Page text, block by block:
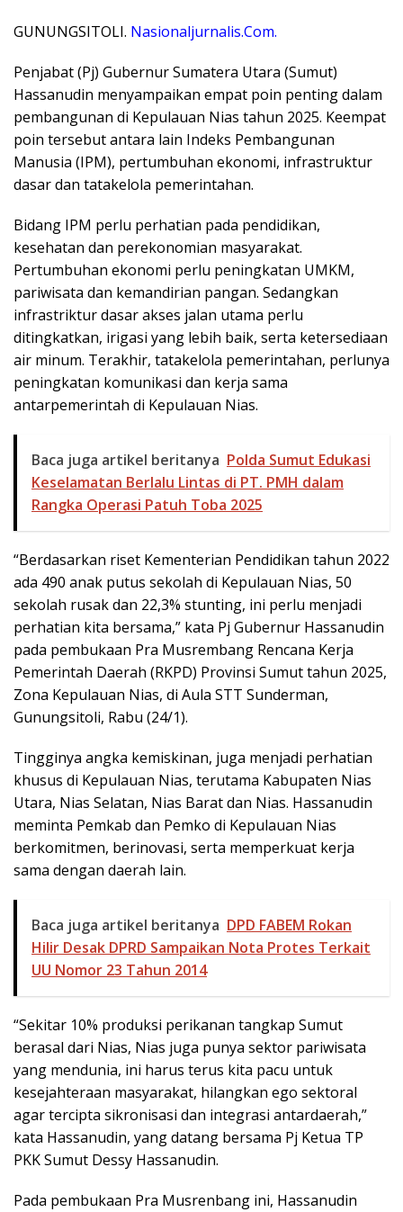
GUNUNGSITOLI. Nasionaljurnalis.Com.
Penjabat (Pj) Gubernur Sumatera Utara (Sumut)
Hassanudin menyampaikan empat poin penting dalam
pembangunan di Kepulauan Nias tahun 2025. Keempat
poin tersebut antara lain Indeks Pembangunan
Manusia (IPM), pertumbuhan ekonomi, infrastruktur
dasar dan tatakelola pemerintahan.
Bidang IPM perlu perhatian pada pendidikan,
kesehatan dan perekonomian masyarakat.
Pertumbuhan ekonomi perlu peningkatan UMKM,
pariwisata dan kemandirian pangan. Sedangkan
infrastriktur dasar akses jalan utama perlu
ditingkatkan, irigasi yang lebih baik, serta ketersediaan
air minum. Terakhir, tatakelola pemerintahan, perlunya
peningkatan komunikasi dan kerja sama
antarpemerintah di Kepulauan Nias.
Baca juga artikel beritanya Polda Sumut Edukasi
Keselamatan Berlalu Lintas di PT. PMH dalam
Rangka Operasi Patuh Toba 2025
“Berdasarkan riset Kementerian Pendidikan tahun 2022
ada 490 anak putus sekolah di Kepulauan Nias, 50
sekolah rusak dan 22,3% stunting, ini perlu menjadi
perhatian kita bersama,” kata Pj Gubernur Hassanudin
pada pembukaan Pra Musrembang Rencana Kerja
Pemerintah Daerah (RKPD) Provinsi Sumut tahun 2025,
Zona Kepulauan Nias, di Aula STT Sunderman,
Gunungsitoli, Rabu (24/1).
Tingginya angka kemiskinan, juga menjadi perhatian
khusus di Kepulauan Nias, terutama Kabupaten Nias
Utara, Nias Selatan, Nias Barat dan Nias. Hassanudin
meminta Pemkab dan Pemko di Kepulauan Nias
berkomitmen, berinovasi, serta memperkuat kerja
sama dengan daerah lain.
Baca juga artikel beritanya DPD FABEM Rokan
Hilir Desak DPRD Sampaikan Nota Protes Terkait
UU Nomor 23 Tahun 2014
“Sekitar 10% produksi perikanan tangkap Sumut
berasal dari Nias, Nias juga punya sektor pariwisata
yang mendunia, ini harus terus kita pacu untuk
kesejahteraan masyarakat, hilangkan ego sektoral
agar tercipta sikronisasi dan integrasi antardaerah,”
kata Hassanudin, yang datang bersama Pj Ketua TP
PKK Sumut Dessy Hassanudin.
Pada pembukaan Pra Musrenbang ini, Hassanudin